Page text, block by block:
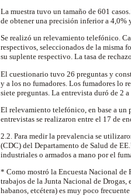
La muestra tuvo un tamaño de 601
de obtener una precisión inferior a 4,0%
Se realizó un relevamiento telefónico.
respectivos, seleccionados de la misma
su suplente respectivo. La tasa de
El cuestionario tuvo 26 preguntas y
y a los no fumadores. Los fumadores lo
siete preguntas. La entrevista duró de 2 a
El relevamiento telefónico, en base a
entrevistas se realizaron entre el 17 de
2.2. Para medir la prevalencia se
(CDC) del Departamento de Salud de
industriales o armados a mano por el
* Como mostró la Encuesta Nacional de
trabajos de la Junta Nacional de Drogas,
habanos, etcétera) es muy poco